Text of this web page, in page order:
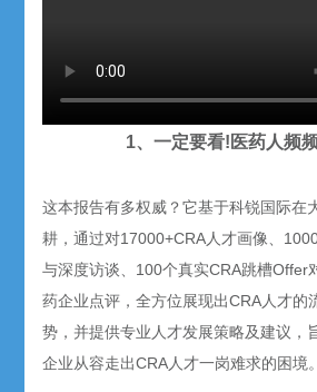
1、一定要看!医药人频
这本报告有多权威？它基于科锐国际在
耕，通过对17000+CRA人才画像、
与深度访谈、100个真实CRA跳槽Offer
药企业点评，全方位展现出CRA人才的
势，并提供专业人才发展策略及建议，
企业从容走出CRA人才一岗难求的困境。